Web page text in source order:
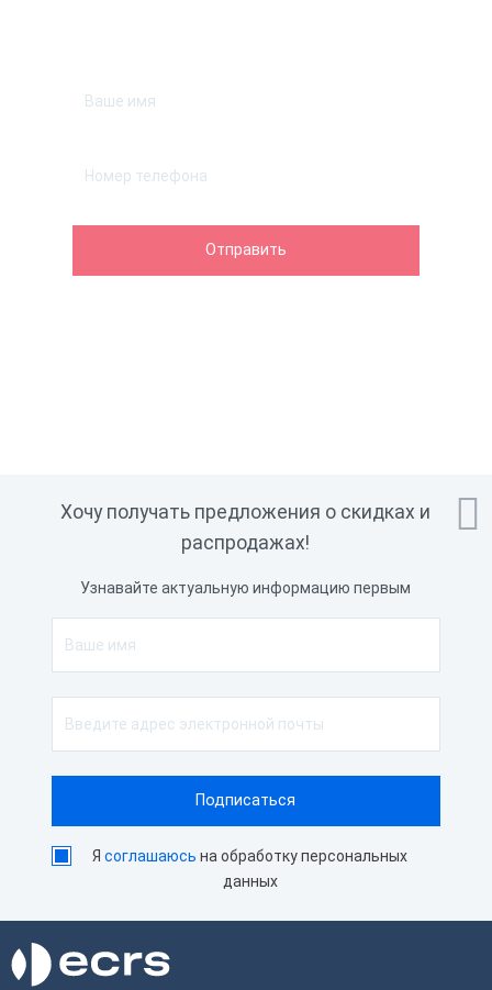

Хочу получать предложения о скидках и
распродажах!
Узнавайте актуальную информацию первым
Ясоглашаюсь на обработку персональных
данных